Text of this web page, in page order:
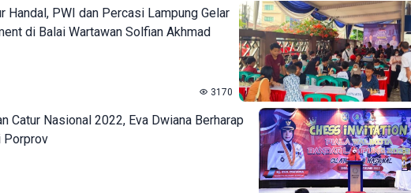
Handal, PWI dan Percasi Lampung Gelar
di Balai Wartawan Solfian Akhmad
3170
Catur Nasional 2022, Eva Dwiana Berharap
Porprov